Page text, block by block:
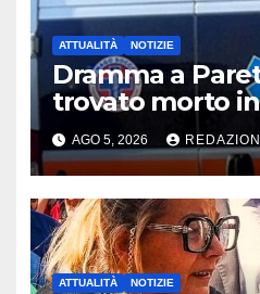
ATTUALITÀ NOTIZIE
Dramma a
trovato morto
AGO 5, 2026
ATTUALITÀ NOTIZIE